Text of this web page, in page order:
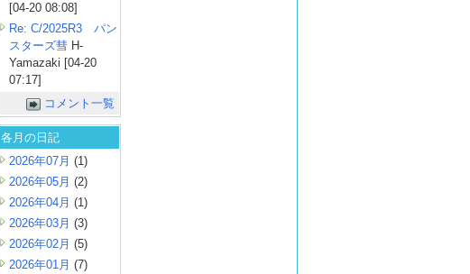
[04-20 08:08]
Re: C/2025R3 パン
スターズ彗 H-
Yamazaki [04-20
07:17]
コメント一覧
各月の日記
2026年07月 (1)
2026年05月 (2)
2026年04月 (1)
2026年03月 (3)
2026年02月 (5)
2026年01月 (7)